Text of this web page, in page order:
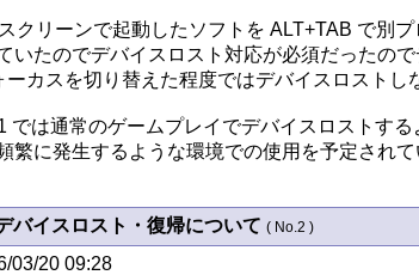
クリーンで起動したソフトを ALT+TAB で別
いたのでデバイスロスト対応が必須だったの
ーカスを切り替えた程度ではデバイスロスト
では通常のゲームプレイでデバイスロストする
繁に発生するような環境での使用を予定され
バイスロスト・復帰について ( No.2 )
03/20 09:28